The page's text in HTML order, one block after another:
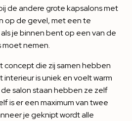
de andere grote kapsalons met
op de gevel, met een te
je binnen bent op een van de
nemen.
concept die zij samen hebben
is uniek en voelt warm
salon staan hebben ze zelf
is er een maximum van twee
je geknipt wordt alle